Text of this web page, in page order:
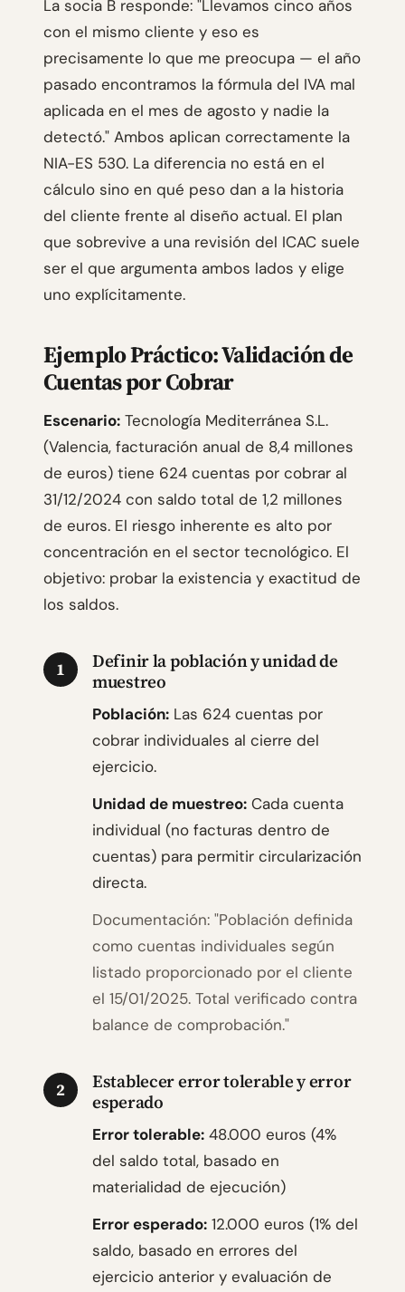
La socia B responde: "Llevamos cinco años
con el mismo cliente y eso es
precisamente lo que me preocupa — el año
pasado encontramos la fórmula del IVA mal
aplicada en el mes de agosto y nadie la
detectó." Ambos aplican correctamente la
NIA-ES 530. La diferencia no está en el
cálculo sino en qué peso dan a la historia
del cliente frente al diseño actual. El plan
que sobrevive a una revisión del ICAC suele
ser el que argumenta ambos lados y elige
uno explícitamente.
Ejemplo Práctico: Validación de
Cuentas por Cobrar
Escenario: Tecnología Mediterránea S.L.
(Valencia, facturación anual de 8,4 millones
de euros) tiene 624 cuentas por cobrar al
31/12/2024 con saldo total de 1,2 millones
de euros. El riesgo inherente es alto por
concentración en el sector tecnológico. El
objetivo: probar la existencia y exactitud de
los saldos.
1
Definir la población y unidad de
muestreo
Población: Las 624 cuentas por
cobrar individuales al cierre del
ejercicio.
Unidad de muestreo: Cada cuenta
individual (no facturas dentro de
cuentas) para permitir circularización
directa.
Documentación: "Población definida
como cuentas individuales según
listado proporcionado por el cliente
el 15/01/2025. Total verificado contra
balance de comprobación."
2
Establecer error tolerable y error
esperado
Error tolerable: 48.000 euros (4%
del saldo total, basado en
materialidad de ejecución)
Error esperado: 12.000 euros (1% del
saldo, basado en errores del
ejercicio anterior y evaluación de